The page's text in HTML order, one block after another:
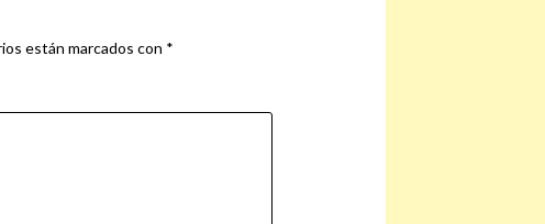
están marcados con *